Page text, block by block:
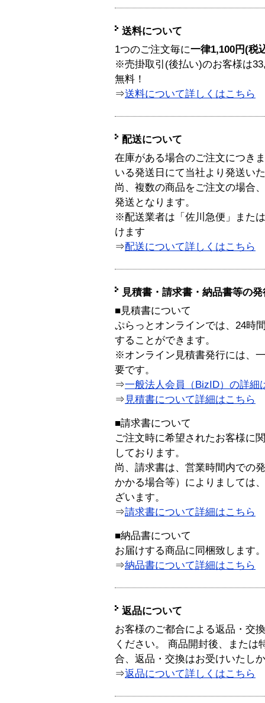
送料について
1つのご注文毎に一律1,100円(税
※売掛取引(後払い)のお客様は
無料！
⇒送料について詳しくはこちら
配送について
在庫がある場合のご注文につき
いる発送日にて当社より発送い
尚、複数の商品をご注文の場合
発送となります。
※配送業者は「佐川急便」また
けます
⇒配送について詳しくはこちら
見積書・請求書・納品書等の
■見積書について
ぷらっとオンラインでは、24時
することができます。
※オンライン見積書発行には、
要です。
⇒一般法人会員（BizID）の詳細
⇒ 見積書について詳細はこちら
■請求書について
ご注文時に希望されたお客様に
しております。
尚、請求書は、営業時間内での
かかる場合等）によりましては
ざいます。
⇒請求書について詳細はこちら
■納品書について
お届けする商品に同梱致します。
⇒納品書について詳細はこちら
返品について
お客様のご都合による返品・交
ください。 商品開封後、または
合、返品・交換はお受けいたし
⇒返品について詳しくはこちら